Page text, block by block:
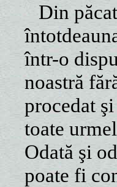
Din
într-o
noastră
procedat
toate
Odată şi
poate fi